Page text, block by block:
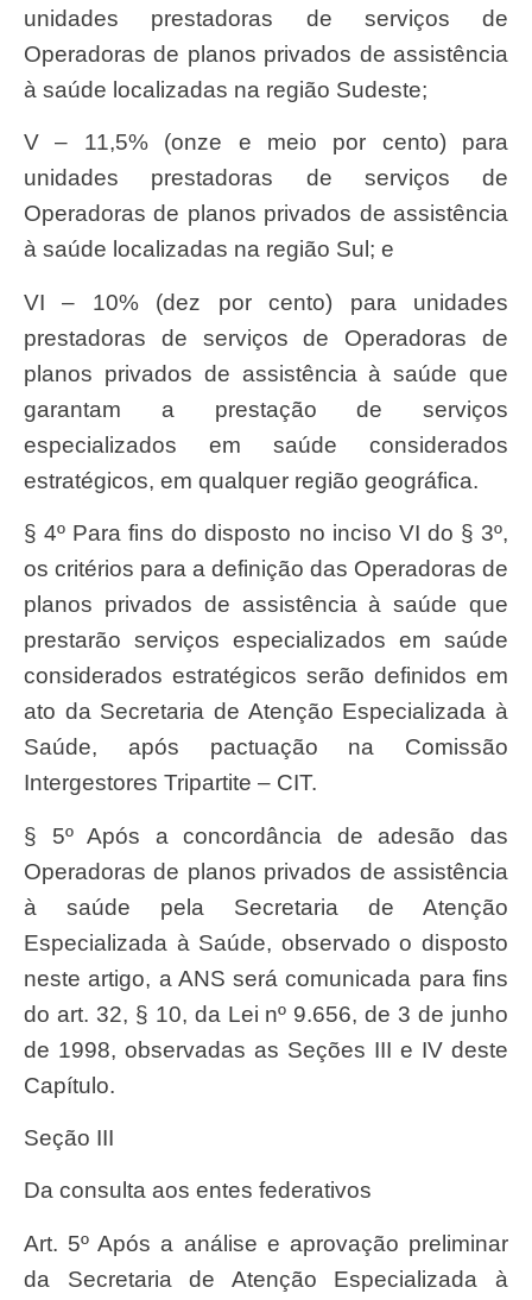
unidades prestadoras de serviços de
Operadoras de planos privados de assistência
à saúde localizadas na região Sudeste;
V – 11,5% (onze e meio por cento) para
unidades prestadoras de serviços de
Operadoras de planos privados de assistência
à saúde localizadas na região Sul; e
VI – 10% (dez por cento) para unidades
prestadoras de serviços de Operadoras de
planos privados de assistência à saúde que
garantam a prestação de serviços
especializados em saúde considerados
estratégicos, em qualquer região geográfica.
§ 4º Para fins do disposto no inciso VI do § 3º,
os critérios para a definição das Operadoras de
planos privados de assistência à saúde que
prestarão serviços especializados em saúde
considerados estratégicos serão definidos em
ato da Secretaria de Atenção Especializada à
Saúde, após pactuação na Comissão
Intergestores Tripartite – CIT.
§ 5º Após a concordância de adesão das
Operadoras de planos privados de assistência
à saúde pela Secretaria de Atenção
Especializada à Saúde, observado o disposto
neste artigo, a ANS será comunicada para fins
do art. 32, § 10, da Lei nº 9.656, de 3 de junho
de 1998, observadas as Seções III e IV deste
Capítulo.
Seção III
Da consulta aos entes federativos
Art. 5º Após a análise e aprovação preliminar
da Secretaria de Atenção Especializada à